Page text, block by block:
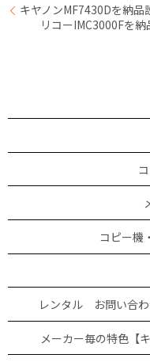
キヤノンMF7430Dを納
リコーIMC3000Fを
コピー機
レンタル お問い合
メーカー毎の特色【